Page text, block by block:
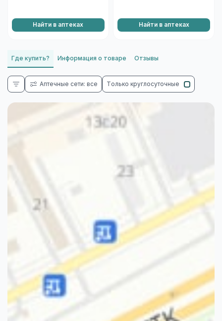
Найти в аптеках Найти в аптеках
Где купить? Информация о товаре Отзывы
Аптечные сети: все Только круглосуточные